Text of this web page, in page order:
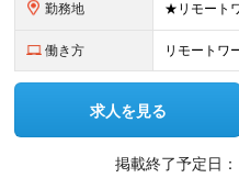
勤務地
働き方 リモートワ
求人を見る
掲載終了予定日：